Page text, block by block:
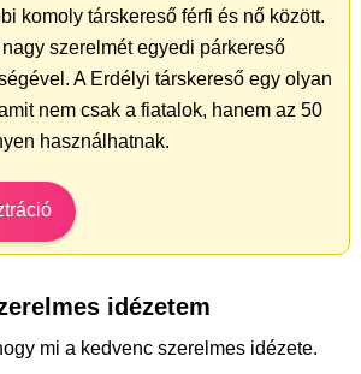
komoly társkereső férfi és nő között.
szerelmét egyedi párkereső
A Erdélyi társkereső egy olyan
nem csak a fiatalok, hanem az 50
használhatnak.
idézetem
mi a kedvenc szerelmes idézete.